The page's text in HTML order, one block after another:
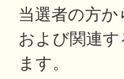
当選者の方
および関連
ます。